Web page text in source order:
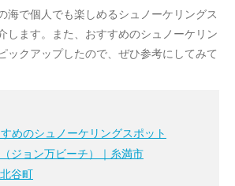
海で個人でも楽しめるシュノーケリングス
します。また、おすすめのシュノーケリン
ックアップしたので、ぜひ参考にしてみて
めのシュノーケリングスポット
ジョン万ビーチ）｜糸満市
谷町